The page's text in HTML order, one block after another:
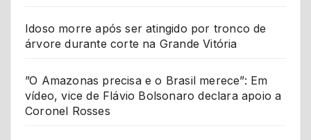
Idoso morre após ser atingido por tronco de
árvore durante corte na Grande Vitória
”O Amazonas precisa e o Brasil merece”: Em
vídeo, vice de Flávio Bolsonaro declara apoio a
Coronel Rosses